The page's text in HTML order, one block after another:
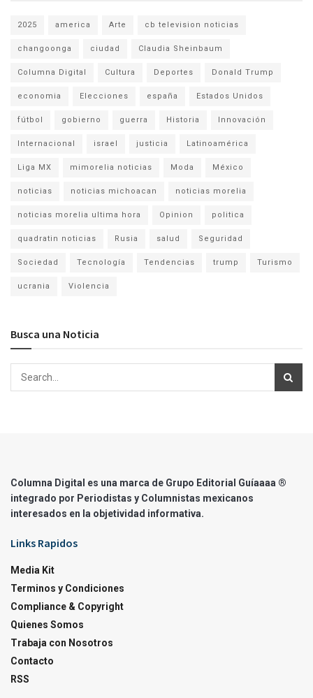
2025 america Arte cb television noticias
changoonga ciudad Claudia Sheinbaum
Columna Digital Cultura Deportes Donald Trump
economia Elecciones españa Estados Unidos
fútbol gobierno guerra Historia Innovación
Internacional israel justicia Latinoamérica
Liga MX mimorelia noticias Moda México
noticias noticias michoacan noticias morelia
noticias morelia ultima hora Opinion politica
quadratin noticias Rusia salud Seguridad
Sociedad Tecnología Tendencias trump Turismo
ucrania Violencia
Busca una Noticia
Columna Digital es una marca de Grupo Editorial Guíaaaa ®
integrado por Periodistas y Columnistas mexicanos
interesados en la objetividad informativa.
Links Rapidos
Media Kit
Terminos y Condiciones
Compliance & Copyright
Quienes Somos
Trabaja con Nosotros
Contacto
RSS